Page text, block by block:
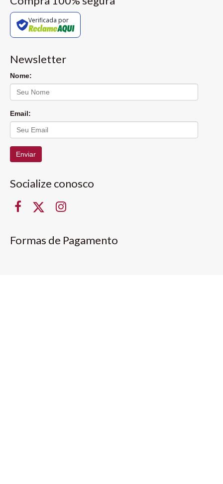
Verificada por
Newsletter
Nome:
Email:
Enviar
Socialize conosco
Formas de Pagamento